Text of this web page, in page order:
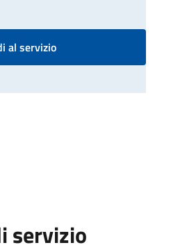
al servizio
servizio